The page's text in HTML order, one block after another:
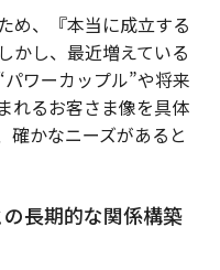
め、『本当に成立する
かし、最近増えている
ワーカップル”や将来
れるお客さま像を具体
確かなニーズがあると
長期的な関係構築